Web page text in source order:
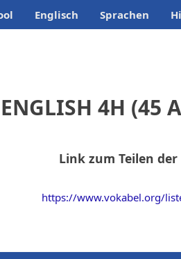
Englisch Sprachen
ENGLISH 4H (45
Link zum Teilen der
https://www.vokabel.org/